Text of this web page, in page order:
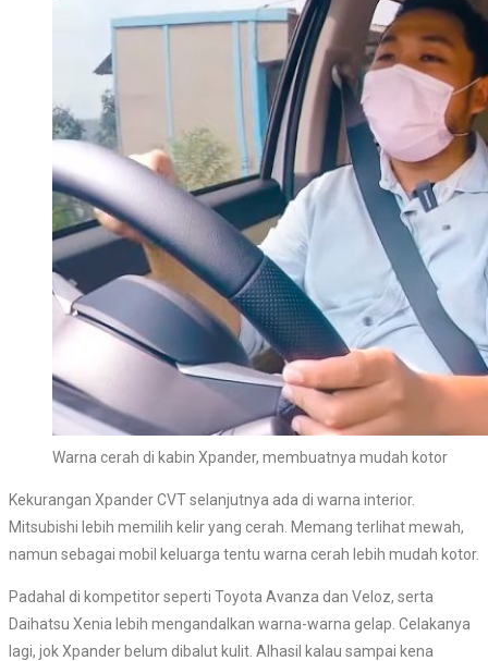
Warna cerah di kabin Xpander, membuatnya mudah kotor
Kekurangan Xpander CVT selanjutnya ada di warna interior.
Mitsubishi lebih memilih kelir yang cerah. Memang terlihat mewah,
namun sebagai mobil keluarga tentu warna cerah lebih mudah kotor.
Padahal di kompetitor seperti Toyota Avanza dan Veloz, serta
Daihatsu Xenia lebih mengandalkan warna-warna gelap. Celakanya
lagi, jok Xpander belum dibalut kulit. Alhasil kalau sampai kena